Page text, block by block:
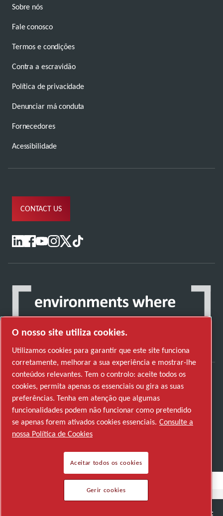
Sobre nós
Fale conosco
Termos e condições
Contra a escravidão
Política de privacidade
Denunciar má conduta
Fornecedores
Acessibilidade
CONTACT US
Descubra como o Atlas Copco Group permite
uma tecnologia que transforma o futuro.
Visite o website do Atlas Copco Group
Parte do Atlas Copco Group
O nosso site utiliza cookies.
Utilizamos cookies para garantir que este site funciona
corretamente, melhorar a sua experiência e mostrar-lhe
conteúdos relevantes. Tem o controlo: aceite todos os
cookies, permita apenas os essenciais ou gira as suas
preferências. Tenha em atenção que algumas
funcionalidades podem não funcionar como pretendido
se apenas forem ativados cookies essenciais. Consulte a
nossa Política de Cookies
Aceitar todos os cookies
Gerir cookies